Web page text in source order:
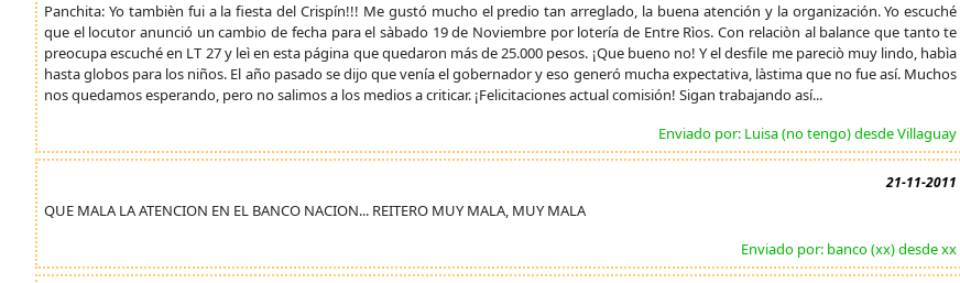
Panchita: Yo tambièn fui a la fiesta del Crispín!!! Me gustó mucho el predio tan arreglado, la buena atención y la organización. Yo escuché
que el locutor anunció un cambio de fecha para el sàbado 19 de Noviembre por lotería de Entre Rìos. Con relaciòn al balance que tanto te
preocupa escuché en LT 27 y leì en esta página que quedaron más de 25.000 pesos. ¡Que bueno no! Y el desfile me pareciò muy lindo, habìa
hasta globos para los niños. El año pasado se dijo que venía el gobernador y eso generó mucha expectativa, làstima que no fue así. Muchos
nos quedamos esperando, pero no salimos a los medios a criticar. ¡Felicitaciones actual comisión! Sigan trabajando así...
Enviado por: Luisa (no tengo) desde Villaguay
21-11-2011
QUE MALA LA ATENCION EN EL BANCO NACION... REITERO MUY MALA, MUY MALA
Enviado por: banco (xx) desde xx